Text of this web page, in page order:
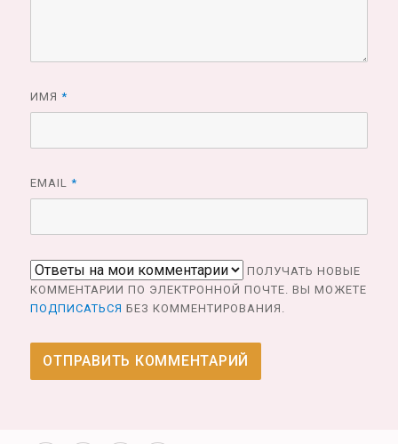
ИМЯ*
EMAIL*
ПОЛУЧАТЬ НОВЫЕ
КОММЕНТАРИИ ПО ЭЛЕКТРОННОЙ ПОЧТЕ. ВЫ МОЖЕТЕ
ПОДПИСАТЬСЯ БЕЗ КОММЕНТИРОВАНИЯ.